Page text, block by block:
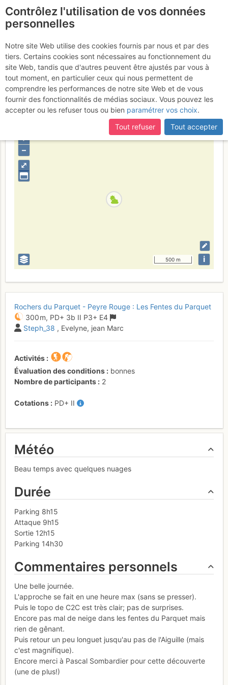
Rochers du Parquet,
fentes du parquet
Vendredi 9 juin
2017
Isère
⤢
+
–
500 m i
Rochers du Parquet - Peyre Rouge : Les Fentes du Parquet
300 m, PD+ 3b II P3+ E4
Steph_38 , Evelyne, jean Marc
Activités
Évaluation des conditions
bonnes
Nombre de participants
2
Cotations PD+ II
Météo
Beau temps avec quelques nuages
Durée
Parking 8h15
Attaque 9h15
Sortie 12h15
Parking 14h30
Commentaires personnels
Une belle journée.
L'approche se fait en une heure max (sans se presser).
Puis le topo de C2C est très clair; pas de surprises.
Encore pas mal de neige dans les fentes du Parquet mais
rien de gênant.
Puis retour un peu longuet jusqu'au pas de l'Aiguille (mais
c'est magnifique).
Encore merci à Pascal Sombardier pour cette découverte
(une de plus!)
Contrôlez l'utilisation de vos données
personnelles
Notre site Web utilise des cookies fournis par nous et par des
tiers. Certains cookies sont nécessaires au fonctionnement du
site Web, tandis que d'autres peuvent être ajustés par vous à
tout moment, en particulier ceux qui nous permettent de
comprendre les performances de notre site Web et de vous
fournir des fonctionnalités de médias sociaux. Vous pouvez les
accepter ou les refuser tous ou bien paramétrer vos choix.
Tout refuser
Tout accepter